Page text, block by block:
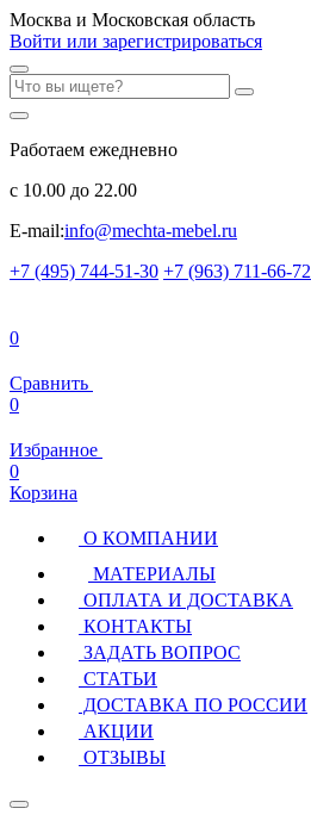
Москва и Московская область
Войти или зарегистрироваться
Работаем ежедневно
с 10.00 до 22.00
E-mail:info@mechta-mebel.ru
+7 (495) 744-51-30 +7 (963) 711-66-72
0
Сравнить
0
Избранное
0
Корзина
О КОМПАНИИ
МАТЕРИАЛЫ
ОПЛАТА И ДОСТАВКА
КОНТАКТЫ
ЗАДАТЬ ВОПРОС
СТАТЬИ
ДОСТАВКА ПО РОССИИ
АКЦИИ
ОТЗЫВЫ